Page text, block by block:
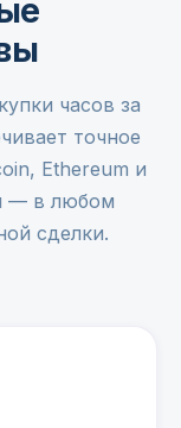
часов за
точное
Ethereum и
— в любом
сделки.